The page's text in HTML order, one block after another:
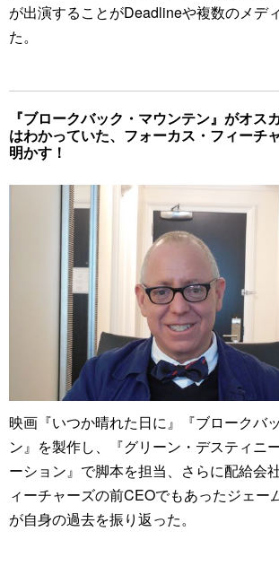
が出演することがDeadlineや複数のメデ
た。
『ブロークバック・マウンテン』がオス
はわかっていた、フォーカス・フィーチ
明かす！
映画『いつか晴れた日に』『ブロークバ
ン』を製作し、『グリーン・デスティニ
ーション』で脚本を担当、さらに配給会
ィーチャーズの前CEOでもあったジェー
が自身の過去を振り返った。